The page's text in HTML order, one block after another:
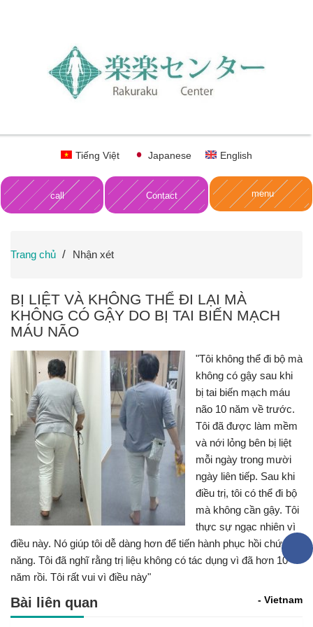
Tiếng Việt Japanese English
call Contact menu
Trang chủ Nhận xét
BỊ LIỆT VÀ KHÔNG THỂ ĐI LẠI MÀ
KHÔNG CÓ GẬY DO BỊ TAI BIẾN MẠCH
MÁU NÃO
"Tôi không thể đi bộ mà
không có gậy sau khi
bị tai biến mạch máu
não 10 năm về trước.
Tôi đã được làm mềm
và nới lỏng bên bị liệt
mỗi ngày trong mười
ngày liên tiếp. Sau khi
điều trị, tôi có thể đi bộ
mà không cần gậy. Tôi
thực sự ngạc nhiên vì
điều này. Nó giúp tôi dễ dàng hơn để tiến hành phục hồi chức
năng. Tôi đã nghĩ rằng trị liệu không có tác dụng vì đã hơn 10
năm rồi. Tôi rất vui vì điều này"
- Vietnam
Bài liên quan